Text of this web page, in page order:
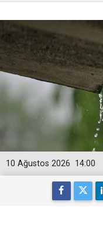
14:00
10 Ağustos 2026